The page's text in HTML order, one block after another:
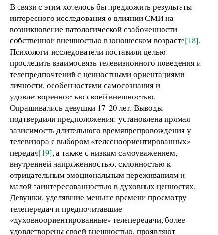
В связи с этим хотелось бы предложить результаты
интересного исследования о влиянии СМИ на
возникновение патологической озабоченности
собственной внешностью в юношеском возрасте[18].
Психологи-исследователи поставили целью
проследить взаимосвязь телевизионного поведения и
телепредпочтений с ценностными ориентациями
личности, особенностями самосознания и
удовлетворенностью своей внешностью.
Опрашивались девушки 17–20 лет. Выводы
подтвердили предположения: установлена прямая
зависимость длительного времяпрепровождения у
телевизора с выбором «телесноориентированных»
передач[19], а также с низким самоуважением,
внутренней напряженностью, склонностью к
отрицательным эмоциональным переживаниям и
малой заинтересованностью в духовных ценностях.
Девушки, уделявшие меньше времени просмотру
телепередач и предпочитавшие
«духовноориентированные» телепередачи, более
удовлетворены своей внешностью, проявляют